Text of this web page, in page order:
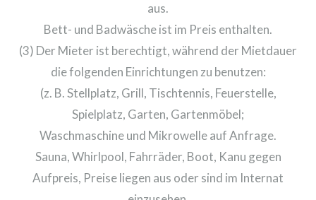
aus.
Bett- und Badwäsche ist im Preis enthalten.
(3) Der Mieter ist berechtigt, während der Mietdauer
die folgenden Einrichtungen zu benutzen:
(z. B. Stellplatz, Grill, Tischtennis, Feuerstelle,
Spielplatz, Garten, Gartenmöbel;
Waschmaschine und Mikrowelle auf Anfrage.
Sauna, Whirlpool, Fahrräder, Boot, Kanu gegen
Aufpreis, Preise liegen aus oder sind im Internat